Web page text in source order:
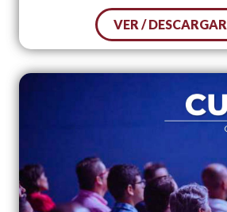
VER / DESCARGAR